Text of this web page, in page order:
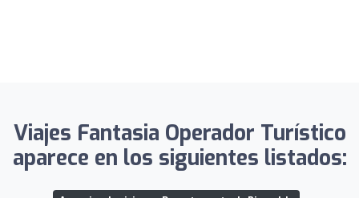
Viajes Fantasia Operador Turístico
aparece en los siguientes listados: